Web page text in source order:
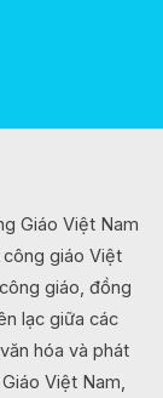
Giáo Việt Nam
giáo Việt
giáo, đồng
lạc giữa các
hóa và phát
Việt Nam,